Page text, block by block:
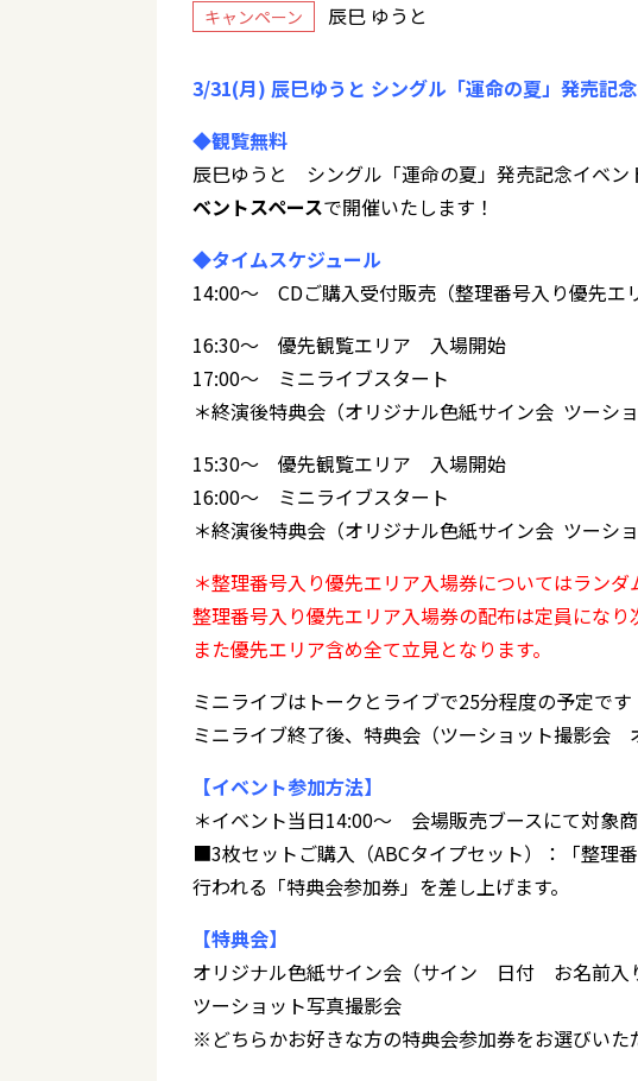
キャンペーン 辰巳 ゆうと
3/31(月) 辰巳ゆうと シングル「運命の夏」発売記
◆観覧無料
辰巳ゆうと シングル「運命の夏」発売記念イベン
ベントスペースで開催いたします！
◆タイムスケジュール
14:00～ CDご購入受付販売（整理番号入り優先
16:30～ 優先観覧エリア 入場開始
17:00～ ミニライブスタート
＊終演後特典会（オリジナル色紙サイン会 ツーショ
15:30～ 優先観覧エリア 入場開始
16:00～ ミニライブスタート
＊終演後特典会（オリジナル色紙サイン会 ツーショ
＊整理番号入り優先エリア入場券についてはランダ
整理番号入り優先エリア入場券の配布は定員になり
また優先エリア含め全て立見となります。
ミニライブはトークとライブで25分程度の予定です
ミニライブ終了後、特典会（ツーショット撮影会
【イベント参加方法】
＊イベント当日14:00～ 会場販売ブースにて対象
■3枚セットご購入（ABCタイプセット）：「整理
行われる「特典会参加券」を差し上げます。
【特典会】
オリジナル色紙サイン会（サイン 日付 お名前入
ツーショット写真撮影会
※どちらかお好きな方の特典会参加券をお選びいた